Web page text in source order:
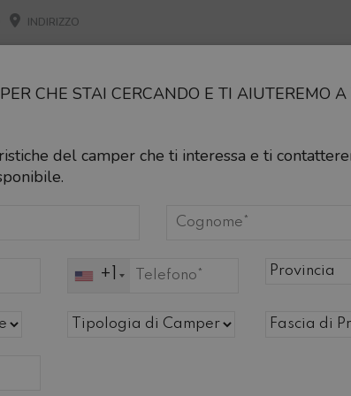
INDIRIZZO
NOLEGGIO ENTRO IL 31.08 PER I NOLEGGI DI
IN PRONTA
CHE STAI CERCANDO E TI AIUTEREMO A
del camper che ti interessa e ti
+1